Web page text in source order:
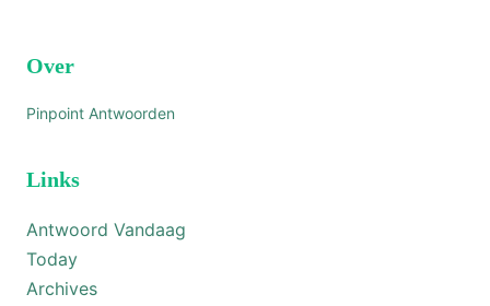
Over
Pinpoint Antwoorden
Links
Antwoord Vandaag
Today
Archives